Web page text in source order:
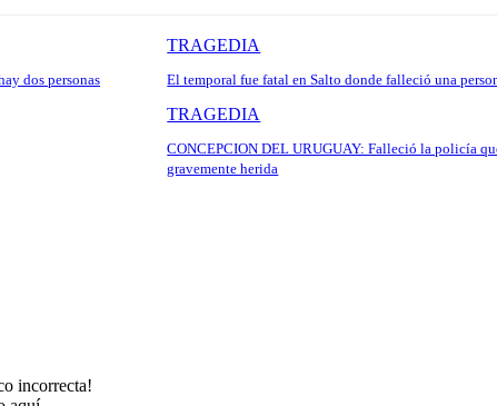
dos personas
TRAGEDIA
El temporal fue fatal en Salto donde falleció una
TRAGEDIA
CONCEPCION DEL URUGUAY: Falleció la policía
gravemente herida
incorrecta!